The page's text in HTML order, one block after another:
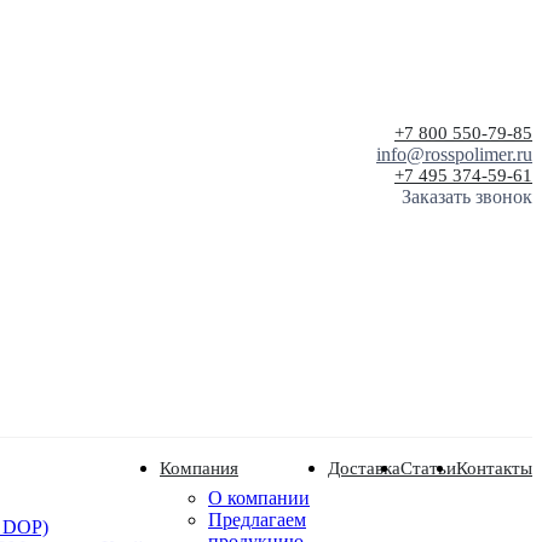
+7 800 550-79-85
info@rosspolimer.ru
+7 495 374-59-61
Заказать звонок
Компания
О компании
Предлагаем
ДоставкаСтатьиКонтакты